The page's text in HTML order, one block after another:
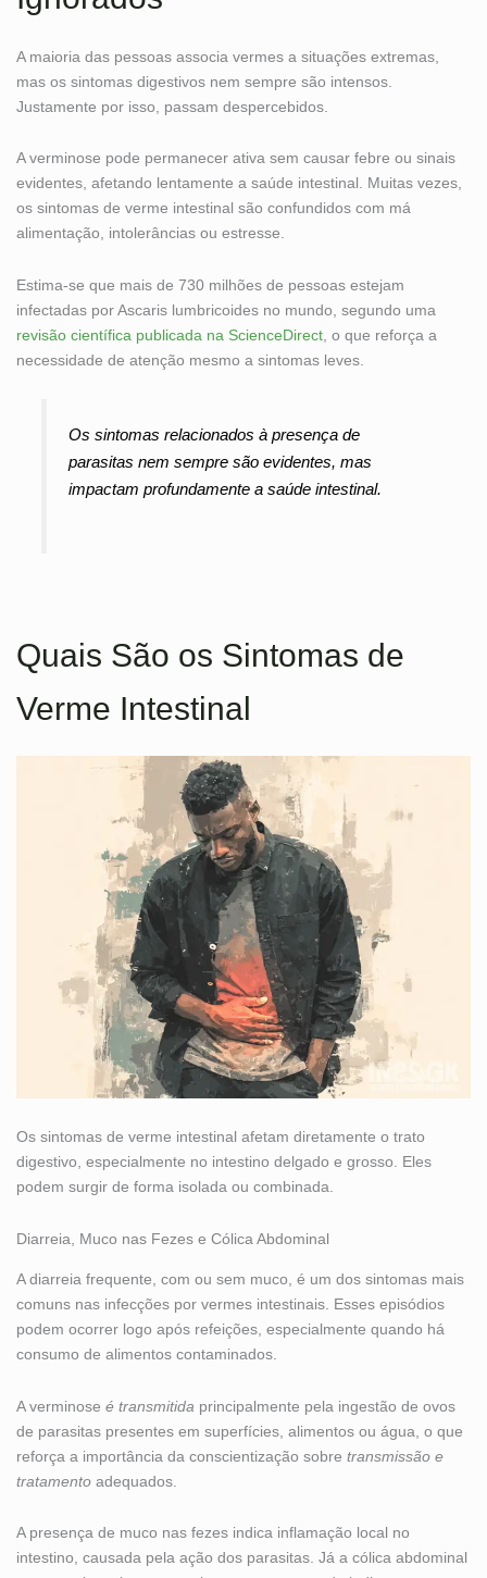
A maioria das pessoas associa vermes a situações extremas,
mas os sintomas digestivos nem sempre são intensos.
Justamente por isso, passam despercebidos.
A verminose pode permanecer ativa sem causar febre ou sinais
evidentes, afetando lentamente a saúde intestinal. Muitas vezes,
os sintomas de verme intestinal são confundidos com má
alimentação, intolerâncias ou estresse.
Estima-se que mais de 730 milhões de pessoas estejam
infectadas por Ascaris lumbricoides no mundo, segundo uma
revisão científica publicada na ScienceDirect , o que reforça a
necessidade de atenção mesmo a sintomas leves.
Os sintomas relacionados à presença de
parasitas nem sempre são evidentes, mas
impactam profundamente a saúde intestinal.
Quais São os Sintomas de
Verme Intestinal
Os sintomas de verme intestinal afetam diretamente o trato
digestivo, especialmente no intestino delgado e grosso. Eles
podem surgir de forma isolada ou combinada.
Diarreia, Muco nas Fezes e Cólica Abdominal
A diarreia frequente, com ou sem muco, é um dos sintomas mais
comuns nas infecções por vermes intestinais. Esses episódios
podem ocorrer logo após refeições, especialmente quando há
consumo de alimentos contaminados.
A verminose é transmitida principalmente pela ingestão de ovos
de parasitas presentes em superfícies, alimentos ou água, o que
reforça a importância da conscientização sobre transmissão e
tratamento adequados.
A presença de muco nas fezes indica inflamação local no
intestino, causada pela ação dos parasitas. Já a cólica abdominal